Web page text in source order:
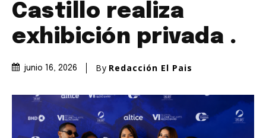
Castillo realiza
exhibición privada .
junio 16, 2026 By Redacción El Pais